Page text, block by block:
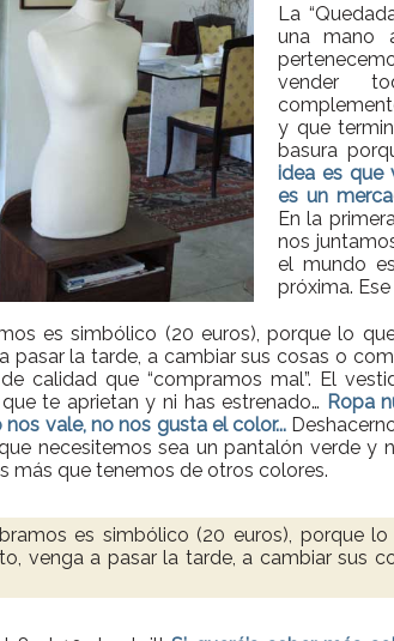
La
una mano
vender
y que
basura
idea es que
es un
En la
nos
el mundo
próxima.
es simbólico (20 euros), porque lo
pasar la tarde, a cambiar sus cosas o
calidad que “compramos mal”. El
te aprietan y ni has estrenado… Ropa
vale, no nos gusta el color...
necesitemos sea un pantalón verde y
más que tenemos de otros colores.
es simbólico (20 euros), porque
venga a pasar la tarde, a cambiar sus